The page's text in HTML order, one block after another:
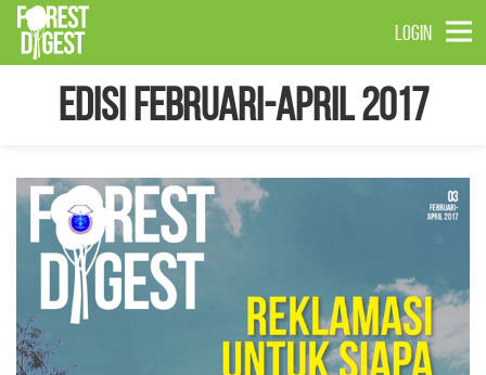
LOGIN
Edisi Februari-April 2017